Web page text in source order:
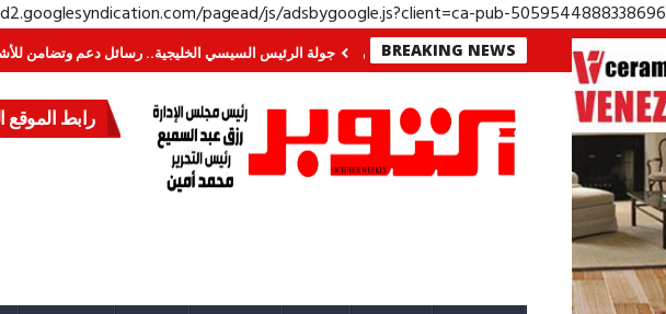
pagead/js/adsbygoogle.js?client=ca-pub-5059544888338696
BREAKING NEWS
الجنوب؟ معركة لا تُرى.. وحراس لا ينامون جولة الرئيس السيسي الخليجية.. رسائل دعم وتضامن للأشقاء
رابط الموقع